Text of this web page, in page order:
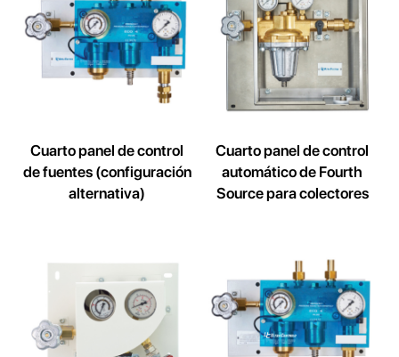
Cuarto panel de control
de fuentes (configuración
alternativa)
Cuarto panel de control
automático de Fourth
Source para colectores